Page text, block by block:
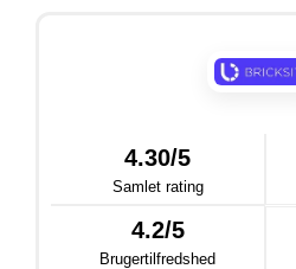
4.30/5
Samlet rating
4.2/5
Brugertilfredshed